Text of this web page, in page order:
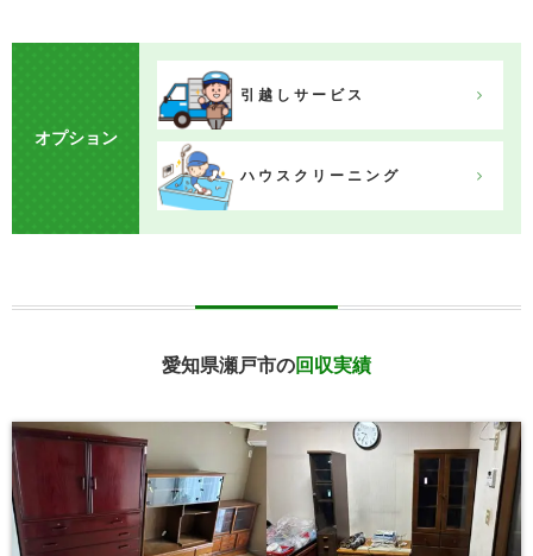
オプション
引越しサービス
ハウスクリーニング
愛知県瀬戸市の回収実績